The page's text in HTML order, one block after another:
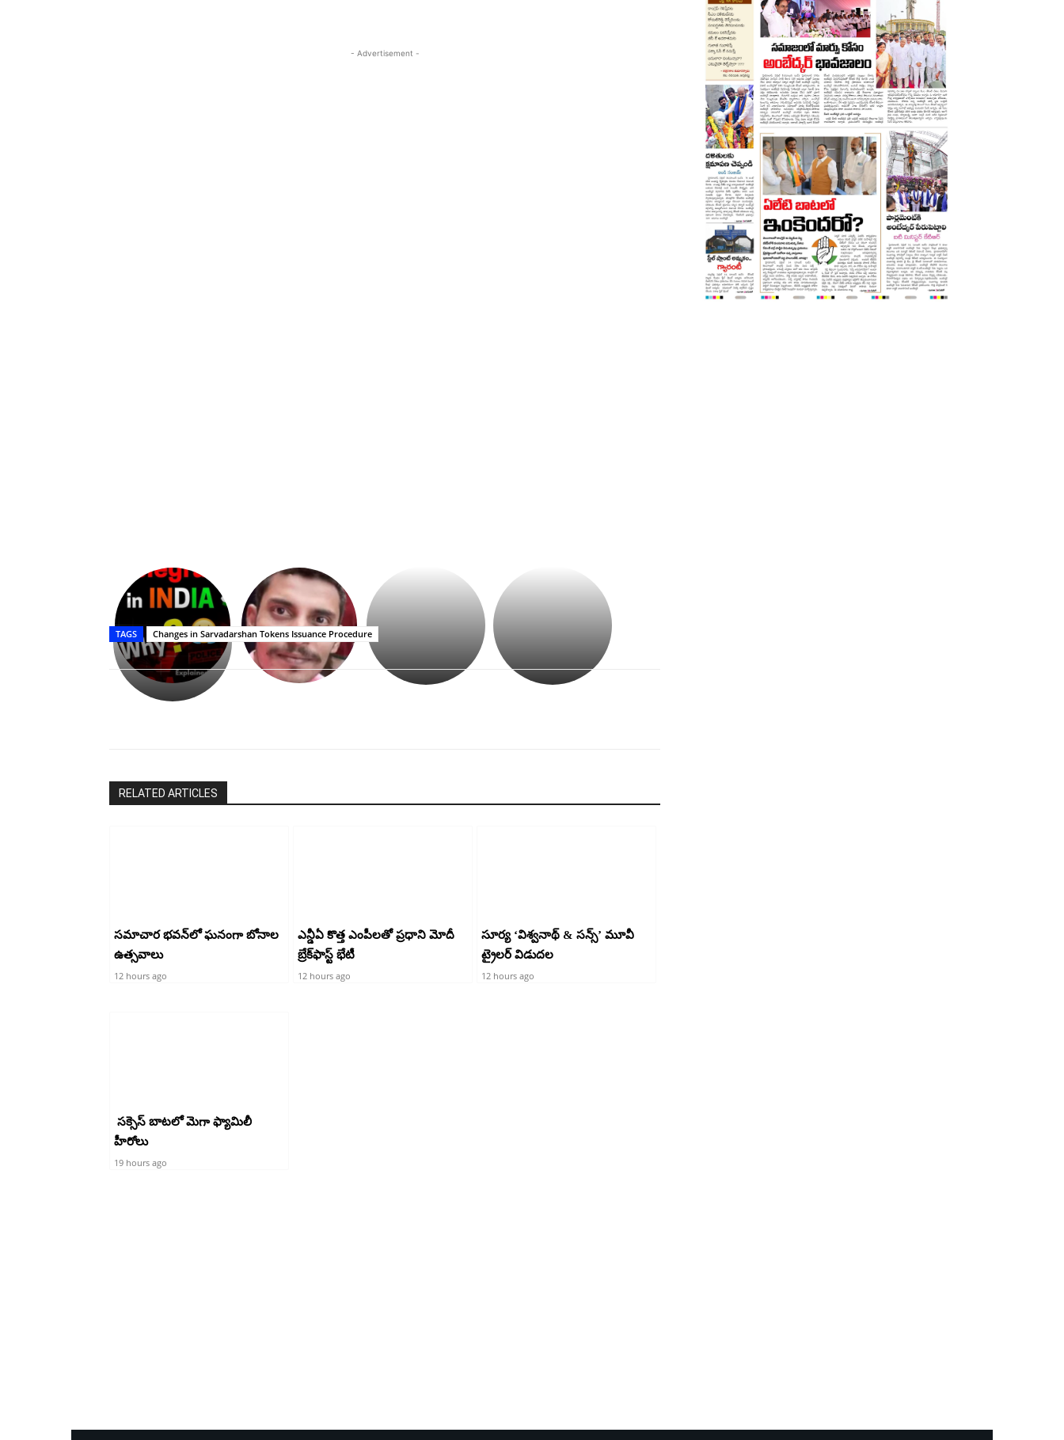
- Advertisement -
ప్రసాదం
తీర్థం..తులసీదళం
లేకుండా
అసంపూర్ణం
సినిమాతో
పాన్
స్టార్
హీరోయిన్‏గా
శ్రీనిధి
Upasana:
భర్తపై
రివెంజ్
తీర్చుకున్న
ఉపాసన..
పాపం
రామ్
TAGS Changes in Sarvadarshan Tokens Issuance Procedure
RELATED ARTICLES
సమాచార భవన్‌లో ఘనంగా బోనాల
ఉత్సవాలు
12 hours ago
ఎన్డీఏ కొత్త ఎంపీలతో ప్రధాని మోదీ
బ్రేక్‌ఫాస్ట్ భేటీ
12 hours ago
సూర్య ‘విశ్వనాథ్ & సన్స్’ మూవీ
ట్రైలర్ విడుదల
12 hours ago
సక్సెస్ బాటలో మెగా ఫ్యామిలీ
హీరోలు
19 hours ago